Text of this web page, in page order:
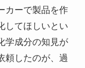
カーで製品を作
してほしいとい
学成分の知見が
頼したのが、過